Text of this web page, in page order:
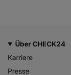
Über CHECK24
Karriere
Presse